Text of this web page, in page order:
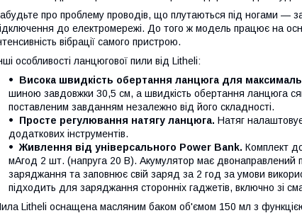
про проблему проводів, що плутаються під ногами —
до електромережі. До того ж модель працює на
вібрації самого пристрою.
особливості ланцюгової пили від Litheli:
Висока швидкість обертання ланцюга для
шиною завдовжки 30,5 см, а швидкість обертання ланцюга
поставленим завданням незалежно від його складності.
Просте регулювання натягу ланцюга. Натяг
додаткових інструментів.
Живлення від універсального Power Bank. Комплект
мАгод 2 шт. (напруга 20 В). Акумулятор має двонаправлений
заряджання та заповнює свій заряд за 2 год за умови
підходить для заряджання сторонніх гаджетів, включно зі
Litheli оснащена масляним баком об'ємом 150 мл з